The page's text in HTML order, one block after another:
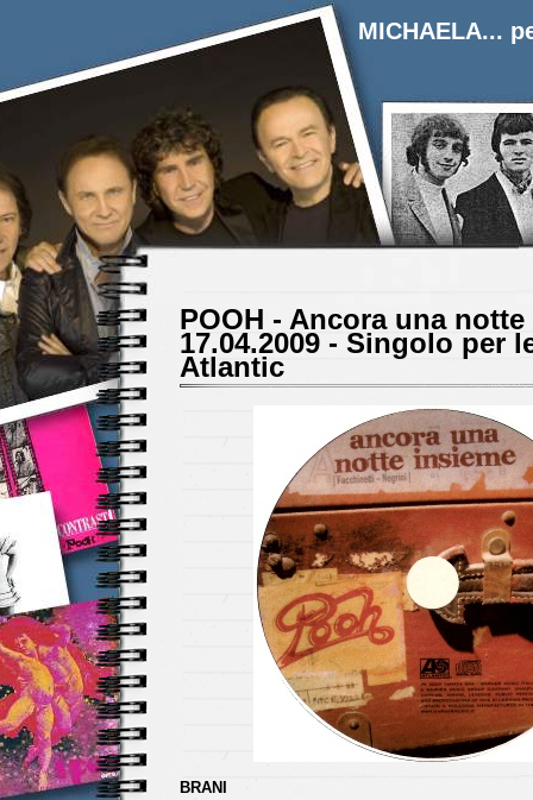
MICHAELA...
POOH - Ancora una
17.04.2009 - Singolo per
Atlantic
BRANI